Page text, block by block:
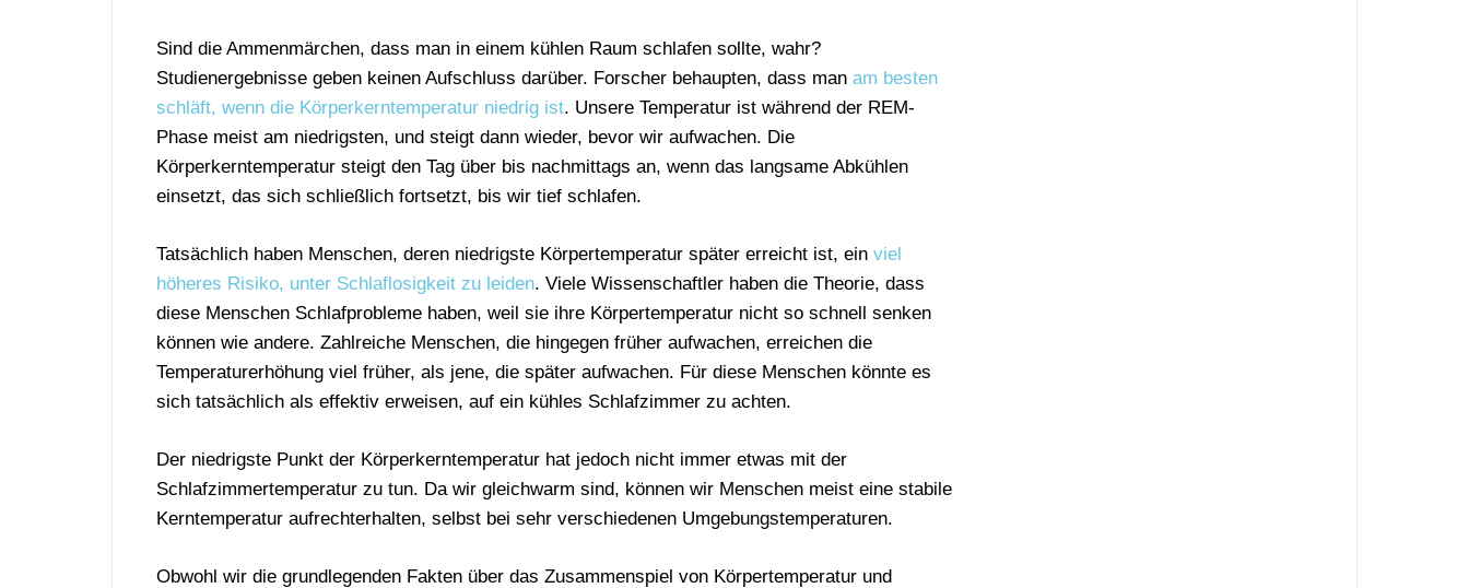
Sind die Ammenmärchen, dass man in einem kühlen Raum schlafen sollte, wahr?
Studienergebnisse geben keinen Aufschluss darüber. Forscher behaupten, dass man am besten
schläft, wenn die Körperkerntemperatur niedrig ist. Unsere Temperatur ist während der REM-
Phase meist am niedrigsten, und steigt dann wieder, bevor wir aufwachen. Die
Körperkerntemperatur steigt den Tag über bis nachmittags an, wenn das langsame Abkühlen
einsetzt, das sich schließlich fortsetzt, bis wir tief schlafen.
Tatsächlich haben Menschen, deren niedrigste Körpertemperatur später erreicht ist, ein viel
höheres Risiko, unter Schlaflosigkeit zu leiden. Viele Wissenschaftler haben die Theorie, dass
diese Menschen Schlafprobleme haben, weil sie ihre Körpertemperatur nicht so schnell senken
können wie andere. Zahlreiche Menschen, die hingegen früher aufwachen, erreichen die
Temperaturerhöhung viel früher, als jene, die später aufwachen. Für diese Menschen könnte es
sich tatsächlich als effektiv erweisen, auf ein kühles Schlafzimmer zu achten.
Der niedrigste Punkt der Körperkerntemperatur hat jedoch nicht immer etwas mit der
Schlafzimmertemperatur zu tun. Da wir gleichwarm sind, können wir Menschen meist eine stabile
Kerntemperatur aufrechterhalten, selbst bei sehr verschiedenen Umgebungstemperaturen.
Obwohl wir die grundlegenden Fakten über das Zusammenspiel von Körpertemperatur und